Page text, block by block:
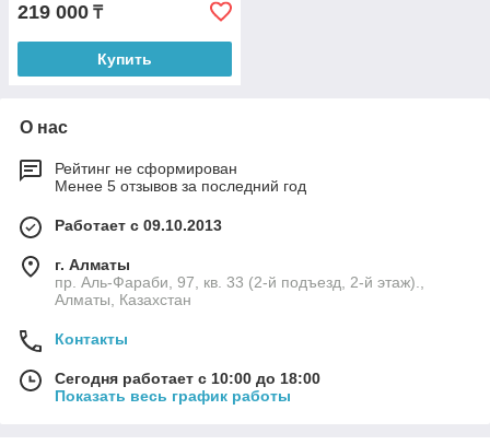
219 000 ₸
Купить
О нас
Рейтинг не сформирован
Менее 5 отзывов за последний год
Работает с 09.10.2013
г. Алматы
пр. Аль-Фараби, 97, кв. 33 (2-й подъезд, 2-й этаж).,
Алматы, Казахстан
Контакты
Сегодня работает с 10:00 до 18:00
Показать весь график работы